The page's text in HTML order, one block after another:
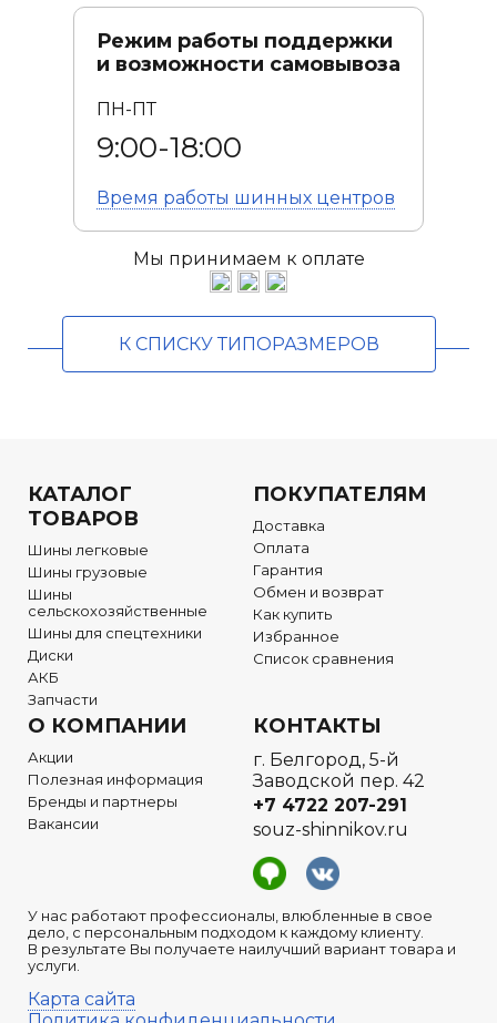
Режим работы поддержки
и возможности самовывоза
ПН-ПТ
9:00-18:00
Время работы шинных центров
Мы принимаем к оплате
К СПИСКУ ТИПОРАЗМЕРОВ
КАТАЛОГ
ТОВАРОВ
Шины легковые
Шины грузовые
Шины
сельскохозяйственные
Шины для спецтехники
Диски
АКБ
Запчасти
ПОКУПАТЕЛЯМ
Доставка
Оплата
Гарантия
Обмен и возврат
Как купить
Избранное
Список сравнения
О КОМПАНИИ
Акции
Полезная информация
Бренды и партнеры
Вакансии
У нас работают профессионалы, влюбленные в свое
дело, с персональным подходом к каждому клиенту.
В результате Вы получаете наилучший вариант товара и
услуги.
Карта сайта
КОНТАКТЫ
г. Белгород, 5-й
Заводской пер. 42
+7 4722 207-291
souz-shinnikov.ru